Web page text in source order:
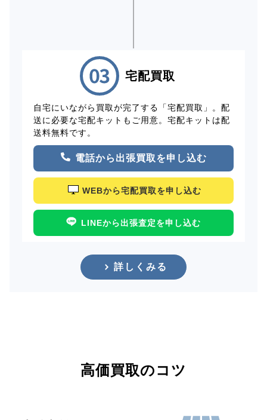
宅配買取
自宅にいながら買取が完了する「宅配買取」。配
送に必要な宅配キットもご用意。宅配キットは配
送料無料です。
電話から出張買取を申し込む
WEBから宅配買取を申し込む
LINEから出張査定を申し込む
詳しくみる
高価買取のコツ